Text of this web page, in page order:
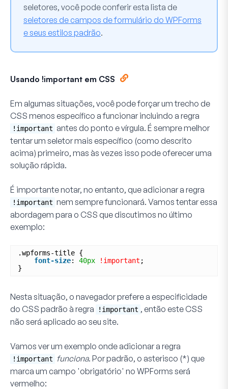
seletores, você pode conferir esta lista de
seletores de campos de formulário do WPForms
e seus estilos padrão.
Usando !important em CSS
Em algumas situações, você pode forçar um trecho de
CSS menos específico a funcionar incluindo a regra
!important antes do ponto e vírgula. É sempre melhor
tentar um seletor mais específico (como descrito
acima) primeiro, mas às vezes isso pode oferecer uma
solução rápida.
É importante notar, no entanto, que adicionar a regra
!important nem sempre funcionará. Vamos tentar essa
abordagem para o CSS que discutimos no último
exemplo:
.wpforms-title {
font-size: 40px !important ;
}
Nesta situação, o navegador prefere a especificidade
do CSS padrão à regra
!important , então este CSS
não será aplicado ao seu site.
Vamos ver um exemplo onde adicionar a regra
!important funciona. Por padrão, o asterisco (*) que
marca um campo 'obrigatório' no WPForms será
vermelho: